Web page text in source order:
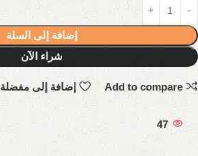
إضافة إلى السلة
شراء الآن
Add to compare إضافة إلى مفضلة
47